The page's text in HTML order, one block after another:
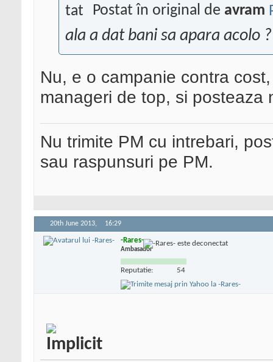
Postat în original de avram
ala a dat bani sa apara acolo ?
Nu, e o campanie contra
manageri de top, si posteaza
Nu trimite PM cu intrebari,
sau raspunsuri pe PM.
20th June 2013, 16:29
-Rares-
Ambasador
Reputatie: 54